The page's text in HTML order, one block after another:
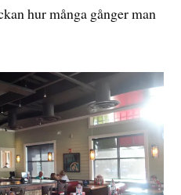
hur många gånger man